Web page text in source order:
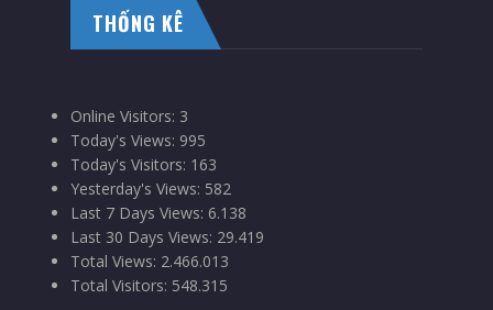
THỐNG KÊ
Online Visitors: 3
Today's Views: 995
Today's Visitors: 163
Yesterday's Views: 582
Last 7 Days Views: 6.138
Last 30 Days Views: 29.419
Total Views: 2.466.013
Total Visitors: 548.315